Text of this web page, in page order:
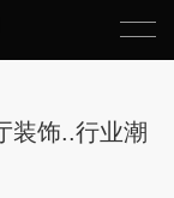
装饰..行业潮